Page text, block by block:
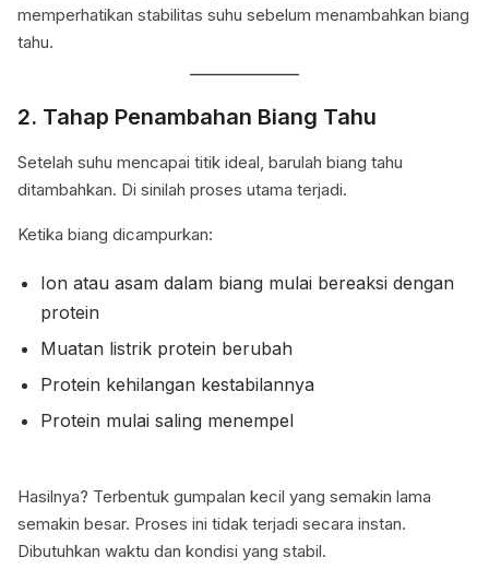
memperhatikan stabilitas suhu sebelum menambahkan biang
tahu.
2. Tahap Penambahan Biang Tahu
Setelah suhu mencapai titik ideal, barulah biang tahu
ditambahkan. Di sinilah proses utama terjadi.
Ketika biang dicampurkan:
Ion atau asam dalam biang mulai bereaksi dengan
protein
Muatan listrik protein berubah
Protein kehilangan kestabilannya
Protein mulai saling menempel
Hasilnya? Terbentuk gumpalan kecil yang semakin lama
semakin besar. Proses ini tidak terjadi secara instan.
Dibutuhkan waktu dan kondisi yang stabil.